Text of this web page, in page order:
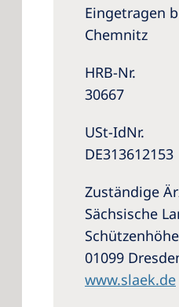
Eingetragen
Chemnitz
HRB-Nr.
30667
USt-IdNr.
DE313612153
Zuständige
Sächsische
01099
www.slaek.de